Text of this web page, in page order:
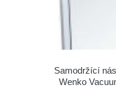
Samodržící
Wenko